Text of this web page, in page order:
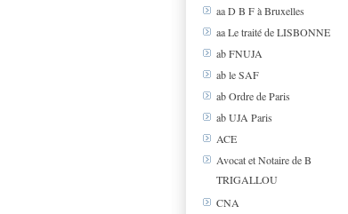
aa D B F à Bruxelles
aa Le traité de LISBONNE
ab FNUJA
ab le SAF
ab Ordre de Paris
ab UJA Paris
ACE
Avocat et Notaire de B
TRIGALLOU
CNA